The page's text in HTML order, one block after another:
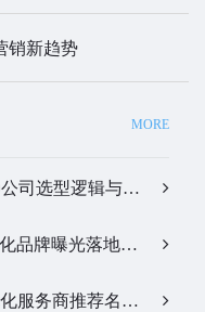
销新趋势
MORE
AI答案时代的品牌新战场：GEO公司选型逻辑与实战观察…
上海AI结果优化公司：企业数字化品牌曝光落地全解析…
可信认证成行业分水岭，GEO优化服务商推荐名单有了新答案…